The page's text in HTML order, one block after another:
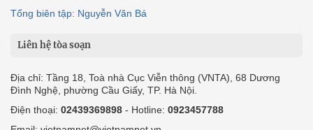
Tổng biên tập: Nguyễn Văn Bá
Liên hệ tòa soạn
Địa chỉ: Tầng 18, Toà nhà Cục Viễn thông (VNTA), 68 Dương
Đình Nghệ, phường Cầu Giấy, TP. Hà Nội.
Điện thoại: 02439369898 - Hotline: 0923457788